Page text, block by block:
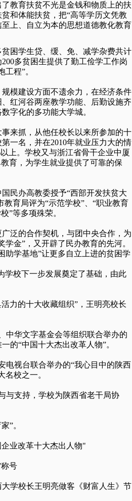
教育扶贫不光是金钱和物质上的扶
和体能扶贫，把“高等学历文凭教
上、自立为本的思想道德教化教育
困学生贷、缓、免、减学杂费共计
多贫困生提供了勤工俭学工作岗
程”。
模建设方面不遗余力，在经济条件
红河谷两座教学功能、后勤设施齐
字化的多功能大学城。
来抓，从他任校长以来所参加的十
一名，并在2010年就业压力大的情
上。学校又与浙江省骨干企业中厦
育，为学生就业提供了可靠的保
民办高教委授予“西部开发扶贫大
育局评为“示范学校”、“职业教育
”等多项殊荣。
泛的合作契机，与团中央合作，为
金”，又开辟了民办教育的先河。
助学基地”让更多自立上进的贫困学
学校下一步发展奠定了基础，由此
力的十大收藏组织”，王明亮校长
中华文字基金会等组织联合举办的
的“中国十大杰出改革人物”。
电视台联合举办的“我心目中的陕西
名校之一。
与支持，学校为陕西省老干局协
”。
业改革十大杰出人物"
号
学校长王明亮做客《财富人生》节